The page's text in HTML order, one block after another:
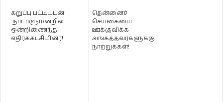
கறுப்பு பட்டியுடன்
நாடாளுமன்றில்
ஒன்றிணைந்த
எதிர்க்கட்சியினர்!
தென்னைச்
செய்கையை
ஊக்குவிக்க
அங்கத்தவர்களுக்கு
நாற்றுக்கள்!